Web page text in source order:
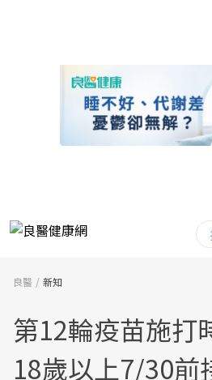
良醫 新知
第12輪疫苗施打
18歲以上7/30前